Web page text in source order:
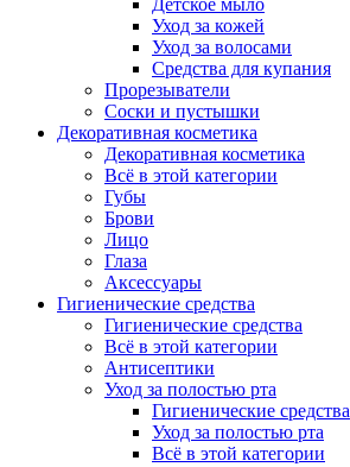
Детское мыло
Уход за кожей
Уход за волосами
Средства для купания
Прорезыватели
Соски и пустышки
Декоративная косметика
Декоративная косметика
Всё в этой категории
Губы
Брови
Лицо
Глаза
Аксессуары
Гигиенические средства
Гигиенические средства
Всё в этой категории
Антисептики
Уход за полостью рта
Гигиенические средства
Уход за полостью рта
Всё в этой категории